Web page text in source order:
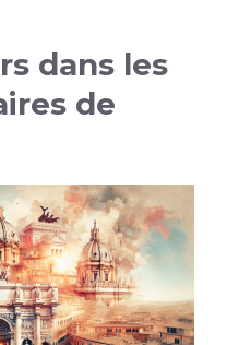
dans les
de